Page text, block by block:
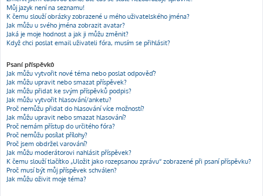
Můj jazyk není na seznamu!
K čemu slouží obrázky zobrazené u mého uživatelského jména?
Jak můžu u svého jména zobrazit avatar?
Jaká je moje hodnost a jak ji můžu změnit?
Když chci poslat email uživateli fóra, musím se přihlásit?
Psaní příspěvků
Jak můžu vytvořit nové téma nebo poslat odpověď?
Jak můžu upravit nebo smazat příspěvek?
Jak můžu přidat ke svým příspěvků podpis?
Jak můžu vytvořit hlasování/anketu?
Proč nemůžu přidat do hlasování více možností?
Jak můžu upravit nebo smazat hlasování?
Proč nemám přístup do určitého fóra?
Proč nemůžu posílat přílohy?
Proč jsem obdržel varování?
Jak můžu moderátorovi nahlásit příspěvek?
K čemu slouží tlačítko „Uložit jako rozepsanou zprávu“ zobrazené při psaní příspěvku?
Proč musí být můj příspěvek schválen?
Jak můžu oživit moje téma?